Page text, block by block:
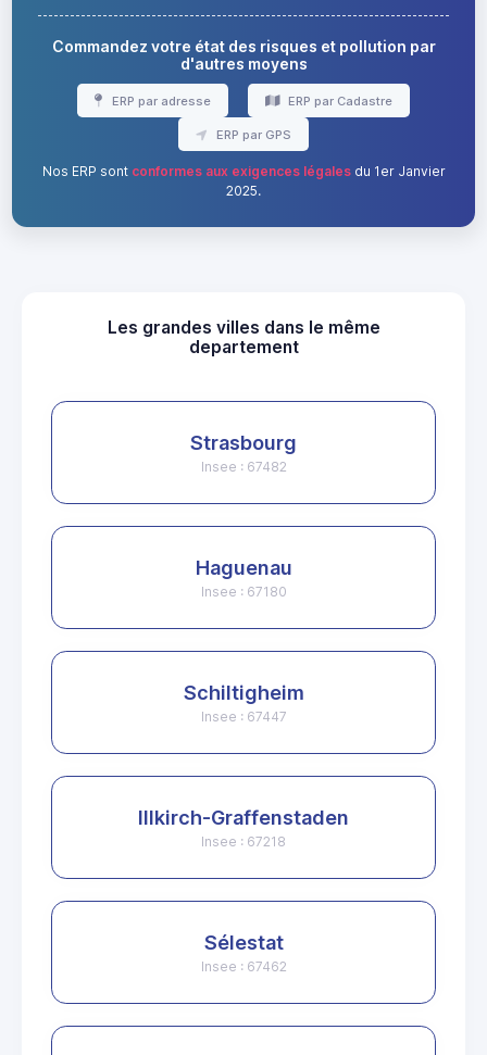
Commandez votre état des risques et pollution par
d'autres moyens
ERP par adresse ERP par Cadastre
ERP par GPS
Nos ERP sont conformes aux exigences légalesdu 1er Janvier
2025.
Les grandes villes dans le même
departement
Strasbourg
Insee : 67482
Haguenau
Insee : 67180
Schiltigheim
Insee : 67447
Illkirch-Graffenstaden
Insee : 67218
Sélestat
Insee : 67462